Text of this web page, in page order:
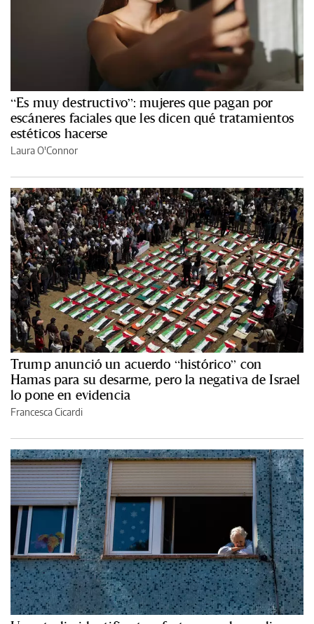
“Es muy destructivo”: mujeres que pagan por
escáneres faciales que les dicen qué tratamientos
estéticos hacerse
Laura O'Connor
Trump anunció un acuerdo “histórico” con
Hamas para su desarme, pero la negativa de Israel
lo pone en evidencia
Francesca Cicardi